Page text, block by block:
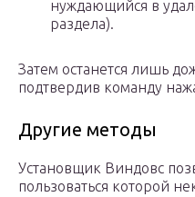
нуждающийся в
раздела).
Затем останется лишь
подтвердив команду
Другие методы
Установщик Виндовс
пользоваться которой